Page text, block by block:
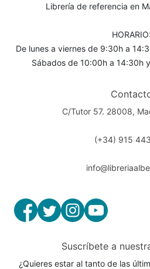
Librería de referencia en
HORARIO:
De lunes a viernes de 9:30h a
Sábados de 10:00h a 14:30h
C/Tutor 57. 28008,
(+34) 915
Suscríbete a
¿Quieres estar al tanto de las